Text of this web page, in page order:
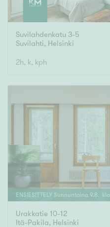
Suvilahdenkatu 3-5
Suvilahti, Helsinki
2h, k, kph
ENSIESITTELY Sunnuntaina 9.8 . klo
Urakkatie 10-12
Itä-Pakila, Helsinki